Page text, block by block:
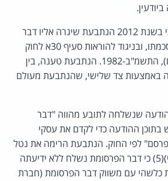
התובע טען כי בשנת 2012 הנתבעת שיגרה אליו דבר
פרסומת בדוא"ל, ללא הסכמתו, ובניגוד להוראות סעיף 30א לחוק
התקשורת (בזק ושידורים), התשמ"ב-1982. הנתבעת טענה, בין
באמצעות צד שלישי, שהנתבעת מעולם
שנשלחה לתובע מהווה "דבר
בתוכן ההודעה כדי לקדם את עסקי
לפי החוק. הנתבעת הרימה את נטל
ההוכחה לפי סעיף 30א(י)(5) כי דבר הפרסומת נשלח ללא ידיעתה
כלשהי עם משווק דבר הפרסומת (חברת